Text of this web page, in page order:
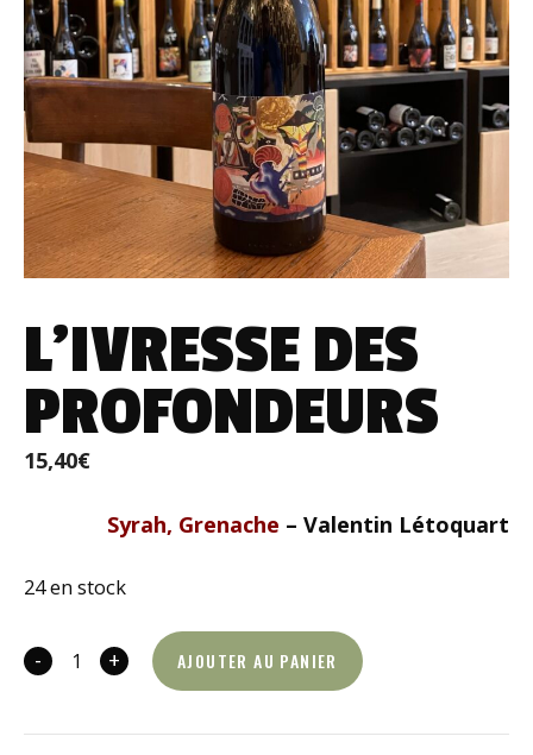
L’IVRESSE DES
PROFONDEURS
15,40€
Syrah, Grenache – Valentin Létoquart
24 en stock
-
quantité
L’ivresse
+ AJOUTER AU PANIER